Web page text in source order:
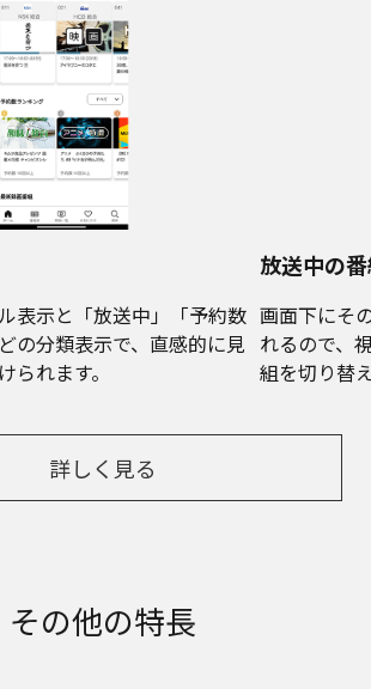
表示と「放送中」「予約数
の分類表示で、直感的に見
られます。
放送中の
画面下にそ
れるので、
組を切り替
詳しく見る
その他の特長